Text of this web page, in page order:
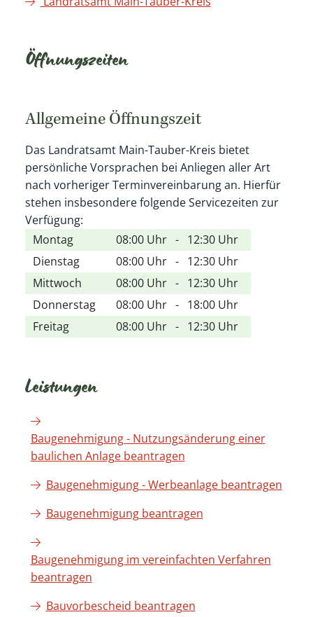
Öffnungszeiten
Allgemeine Öffnungszeit
Das Landratsamt Main-Tauber-Kreis bietet
persönliche Vorsprachen bei Anliegen aller Art
nach vorheriger Terminvereinbarung an. Hierfür
stehen insbesondere folgende Servicezeiten zur
Verfügung:
Montag
08:00 Uhr - 12:30 Uhr
Dienstag
08:00 Uhr - 12:30 Uhr
Mittwoch
08:00 Uhr - 12:30 Uhr
Donnerstag
08:00 Uhr - 18:00 Uhr
Freitag
08:00 Uhr - 12:30 Uhr
Leistungen
Baugenehmigung - Nutzungsänderung einer
baulichen Anlage beantragen
Baugenehmigung - Werbeanlage beantragen
Baugenehmigung beantragen
Baugenehmigung im vereinfachten Verfahren
beantragen
Bauvorbescheid beantragen